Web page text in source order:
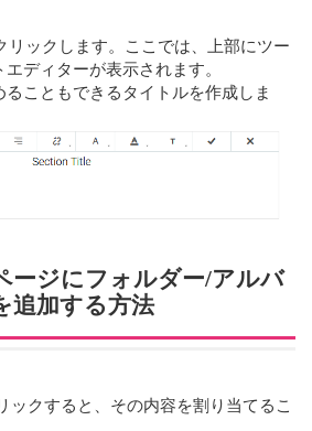
リックします。ここでは、上部にツー
ディターが表示されます。
こともできるタイトルを作成しま
ージにフォルダー/アルバ
追加する方法
ックすると、その内容を割り当てるこ